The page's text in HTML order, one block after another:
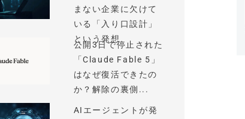
まない企業に欠けて
いる「入り口設計」
という発想
公開3日で停止された
「Claude Fable 5」
はなぜ復活できたの
か？解除の裏側...
AIエージェントが発